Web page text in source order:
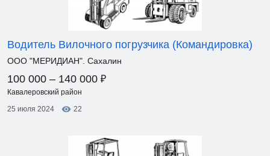
Водитель Вилочного погрузчика (Командировка)
ООО "МЕРИДИАН". Сахалин
100 000 – 140 000 ₽
Кавалеровский район
25 июля 2024
22